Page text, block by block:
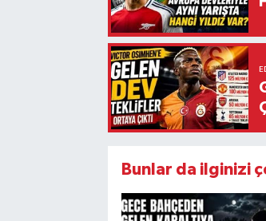
Bunlar da ilginizi